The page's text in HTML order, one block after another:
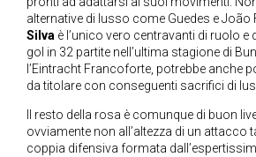
alternative di lusso come Guedes e João
Silva è l’unico vero centravanti di ruolo e
gol in 32 partite nell’ultima stagione di
l’Eintracht Francoforte, potrebbe anche
da titolare con conseguenti sacrifici di
Il resto della rosa è comunque di buon
ovviamente non all’altezza di un attacco
coppia difensiva formata